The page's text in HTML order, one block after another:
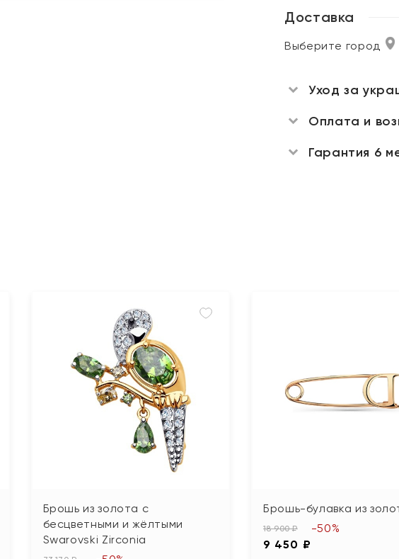
Доставка
Выберите город
Уход за
Оплата и
Гарантия 6
Брошь из золота с
бесцветными и жёлтыми
Swarovski Zirconia
Брошь-булавка из
18 900 ₽
9 450 ₽
-50%